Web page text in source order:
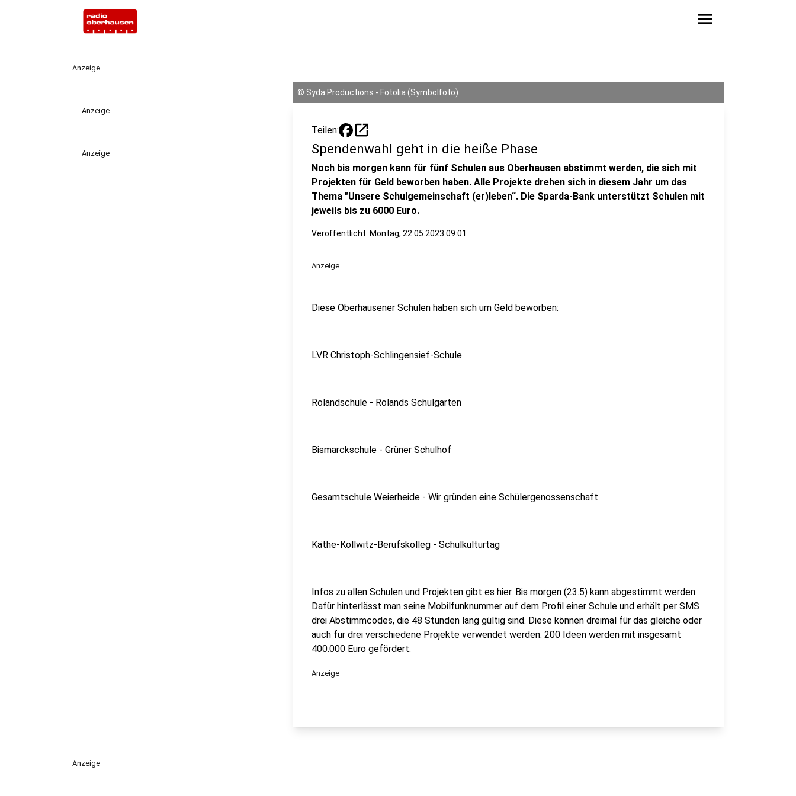
menu
Anzeige
Anzeige
Anzeige
© Syda Productions - Fotolia (Symbolfoto)
Teilen: open_in_new
Spendenwahl geht in die heiße Phase
Noch bis morgen kann für fünf Schulen aus Oberhausen abstimmt werden, die sich mit
Projekten für Geld beworben haben. Alle Projekte drehen sich in diesem Jahr um das
Thema "Unsere Schulgemeinschaft (er)leben“. Die Sparda-Bank unterstützt Schulen mit
jeweils bis zu 6000 Euro.
Veröffentlicht: Montag, 22.05.2023 09:01
Anzeige
Diese Oberhausener Schulen haben sich um Geld beworben:
LVR Christoph-Schlingensief-Schule
Rolandschule - Rolands Schulgarten
Bismarckschule - Grüner Schulhof
Gesamtschule Weierheide - Wir gründen eine Schülergenossenschaft
Käthe-Kollwitz-Berufskolleg - Schulkulturtag
Infos zu allen Schulen und Projekten gibt es hier. Bis morgen (23.5) kann abgestimmt werden.
Dafür hinterlässt man seine Mobilfunknummer auf dem Profil einer Schule und erhält per SMS
drei Abstimmcodes, die 48 Stunden lang gültig sind. Diese können dreimal für das gleiche oder
auch für drei verschiedene Projekte verwendet werden. 200 Ideen werden mit insgesamt
400.000 Euro gefördert.
Anzeige
Anzeige